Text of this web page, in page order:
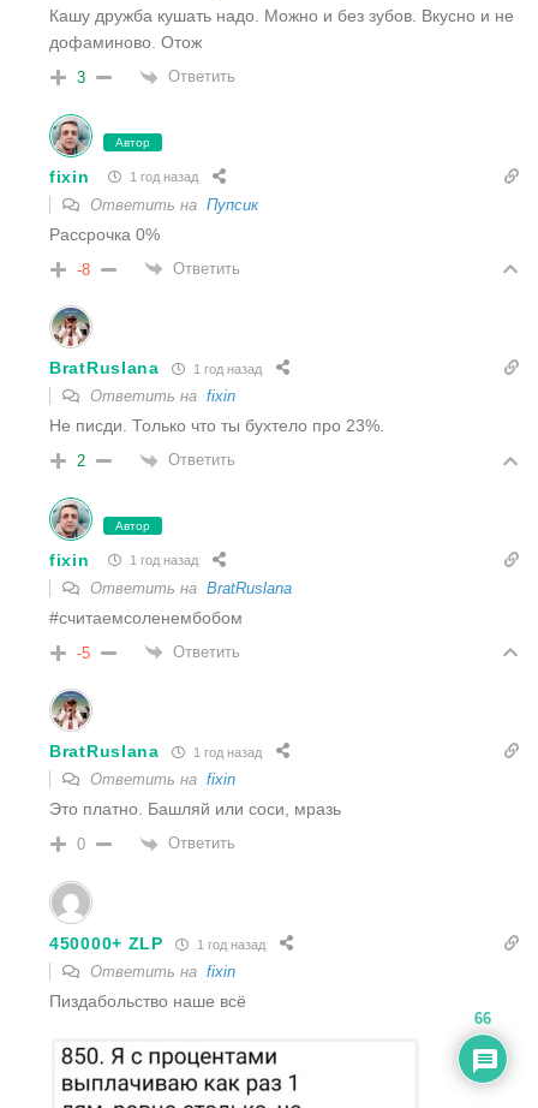
Кашу дружба кушать надо. Можно и без зубов. Вкусно и не
дофаминово. Отож
3 Ответить
Автор
fixin 1 год назад
Ответить на Пупсик
Рассрочка 0%
-8 Ответить
BratRuslana 1 год назад
Ответить на fixin
Не писди. Только что ты бухтело про 23%.
2 Ответить
Автор
fixin 1 год назад
Ответить на BratRuslana
#считаемсоленембобом
-5 Ответить
BratRuslana 1 год назад
Ответить на fixin
Это платно. Башляй или соси, мразь
0 Ответить
450000+ ZLP 1 год назад
Ответить на fixin
Пиздабольство наше всё
66